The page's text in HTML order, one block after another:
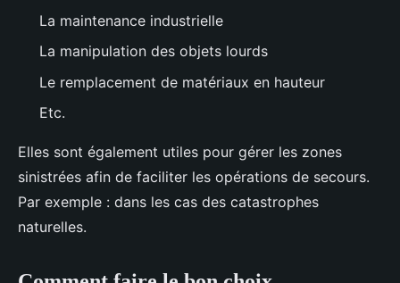
La maintenance industrielle
La manipulation des objets lourds
Le remplacement de matériaux en hauteur
Etc.
Elles sont également utiles pour gérer les zones
sinistrées afin de faciliter les opérations de secours.
Par exemple : dans les cas des catastrophes
naturelles.